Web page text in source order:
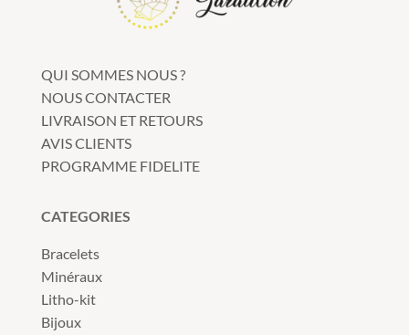
QUI SOMMES NOUS ?
NOUS CONTACTER
LIVRAISON ET RETOURS
AVIS CLIENTS
PROGRAMME FIDELITE
CATEGORIES
Bracelets
Minéraux
Litho-kit
Bijoux